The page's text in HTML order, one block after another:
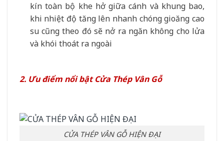
kín toàn bộ khe hở giữa cánh và khung bao,
khi nhiệt độ tăng lên nhanh chóng gioăng cao
su cũng theo đó sẽ nở ra ngăn không cho lửa
và khói thoát ra ngoài
2. Ưu điểm nổi bật Cửa Thép Vân Gỗ
CỬA THÉP VÂN GỖ HIỆN ĐẠI